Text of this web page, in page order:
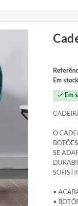
Em stock
check Em
O
SE
•
•